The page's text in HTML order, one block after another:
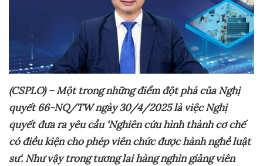
(CSPLO) – Một trong những điểm đột phá của Nghị
quyết 66-NQ/TW ngày 30/4/2025 là việc Nghị
quyết đưa ra yêu cầu ‘Nghiên cứu hình thành cơchế
có điều kiện cho phép viên chức được hành nghềluật
sư‘. Nhưvậy trong tương lai hàng nghìn giảng viên